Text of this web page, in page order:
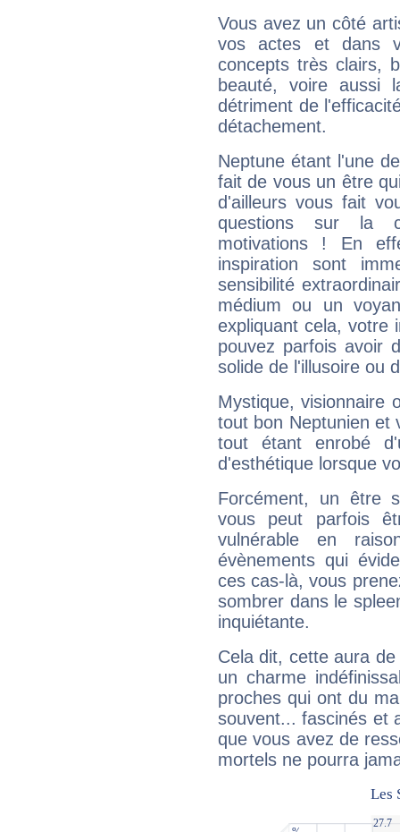
Vous avez un côté
vos actes et dans
concepts très clairs,
beauté, voire aussi
détriment de
détachement.
Neptune étant l'une
fait de vous un être
d'ailleurs vous fait
questions sur la
motivations ! En
inspiration sont
sensibilité
médium ou un
expliquant cela, votre
pouvez parfois avoir
solide de l'illusoire ou
Mystique, visionnaire
tout bon Neptunien et
tout étant enrobé
d'esthétique lorsque
Forcément, un être
vous peut parfois
vulnérable en
évènements qui
ces cas-là, vous
sombrer dans le
inquiétante.
Cela dit, cette aura
un charme
proches qui ont du
souvent... fascinés et
que vous avez de
mortels ne pourra